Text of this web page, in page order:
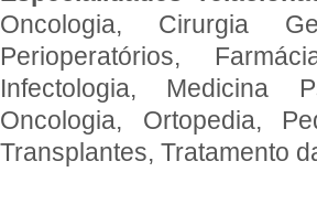
Oncologia, Cirurgia
Perioperatórios,
Infectologia, Medicina
Oncologia, Ortopedia,
Transplantes, Tratamento